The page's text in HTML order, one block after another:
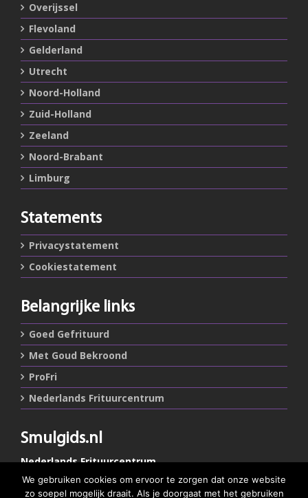
Overijssel
Flevoland
Gelderland
Utrecht
Noord-Holland
Zuid-Holland
Zeeland
Noord-Brabant
Limburg
Statements
Privacystatement
Cookiestatement
Belangrijke links
Goed Gefrituurd
Met Goud Bekroond
ProFri
Nederlands Frituurcentrum
Smulgids.nl
Nederlands Frituurcentrum
Blaarthemseweg 72
5502 JW Veldhoven
We gebruiken cookies om ervoor te zorgen dat onze website
zo soepel mogelijk draait. Als je doorgaat met het gebruiken